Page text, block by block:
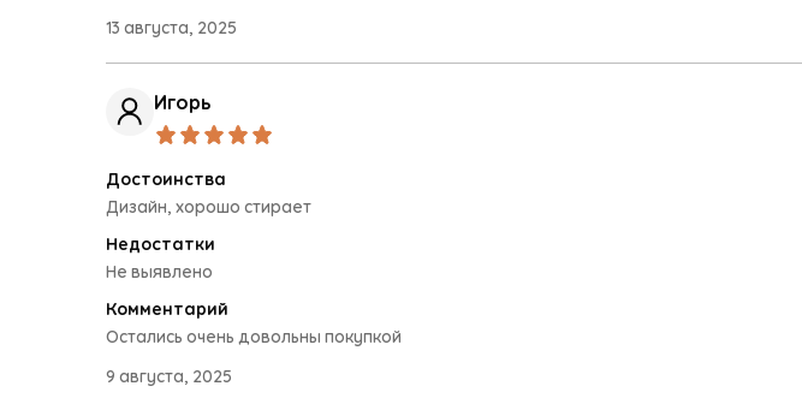
13 августа, 2025
Игорь
Достоинства
Дизайн, хорошо стирает
Недостатки
Не выявлено
Комментарий
Остались очень довольны покупкой
9 августа, 2025